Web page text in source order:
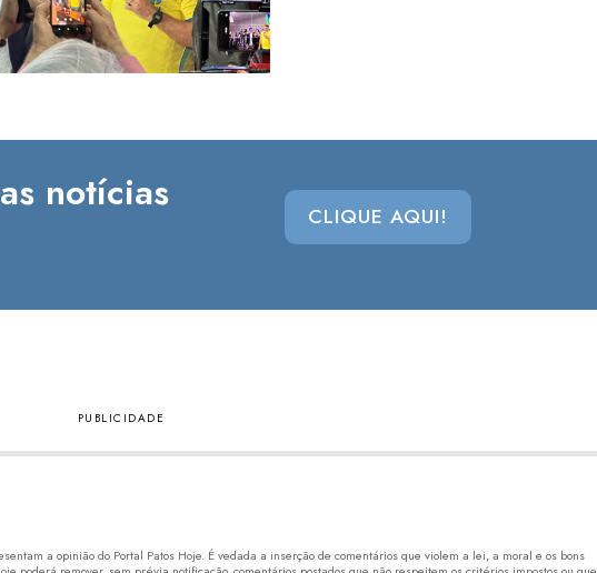
notícias CLIQUE AQUI!
a opinião do Portal Patos Hoje. É vedada a inserção de comentários que violem a lei, a moral e os bons